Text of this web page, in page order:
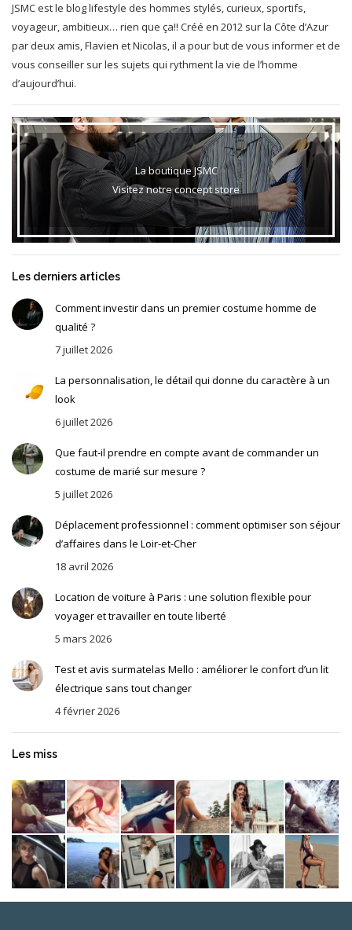
JSMC est le blog lifestyle des hommes stylés, curieux, sportifs,
voyageur, ambitieux… rien que ça!! Créé en 2012 sur la Côte d’Azur
par deux amis, Flavien et Nicolas, il a pour but de vous informer et de
vous conseiller sur les sujets qui rythment la vie de l’homme
d’aujourd’hui.
La boutique JSMC
Visitez notre concept store
Les derniers articles
Comment investir dans un premier costume homme de
qualité ?
7 juillet 2026
La personnalisation, le détail qui donne du caractère à un
look
6 juillet 2026
Que faut-il prendre en compte avant de commander un
costume de marié sur mesure ?
5 juillet 2026
Déplacement professionnel : comment optimiser son séjour
d’affaires dans le Loir-et-Cher
18 avril 2026
Location de voiture à Paris : une solution flexible pour
voyager et travailler en toute liberté
5 mars 2026
Test et avis surmatelas Mello : améliorer le confort d’un lit
électrique sans tout changer
4 février 2026
Les miss